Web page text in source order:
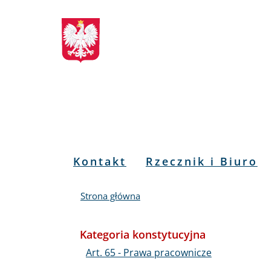
Biuletyn
Informacji
Publicznej
Menu
Kontakt Rzecznik i Biuro
Strona główna
Kategoria konstytucyjna
Art. 65 - Prawa pracownicze